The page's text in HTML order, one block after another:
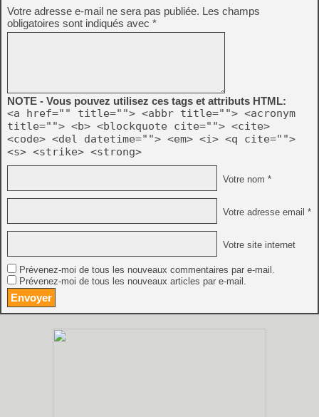
Votre adresse e-mail ne sera pas publiée. Les champs
obligatoires sont indiqués avec *
NOTE - Vous pouvez utilisez ces tags et attributs HTML:
<a href="" title=""> <abbr title=""> <acronym
title=""> <b> <blockquote cite=""> <cite>
<code> <del datetime=""> <em> <i> <q cite="">
<s> <strike> <strong>
Votre nom *
Votre adresse email *
Votre site internet
Prévenez-moi de tous les nouveaux commentaires par e-mail.
Prévenez-moi de tous les nouveaux articles par e-mail.